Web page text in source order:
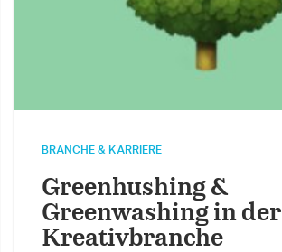
BRANCHE & KARRIERE
Greenhushing &
Greenwashing in der
Kreativbranche